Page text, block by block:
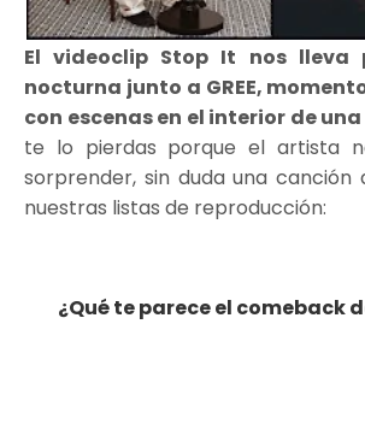
El videoclip Stop It nos lleva
nocturna junto a GREE,
con escenas en el interior de
te lo pierdas porque el artista
sorprender, sin duda una canción
nuestras listas de reproducción:
¿Qué te parece el comeback de